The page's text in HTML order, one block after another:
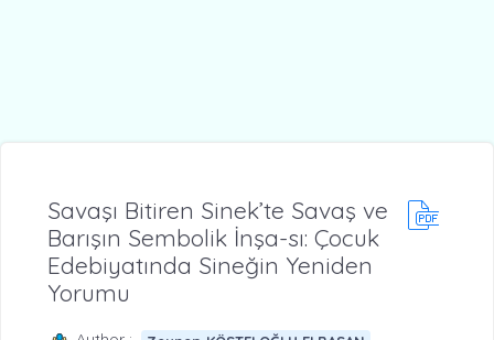
Savaşı Bitiren Sinek’te Savaş ve
Barışın Sembolik İnşa-sı: Çocuk
Edebiyatında Sineğin Yeniden
Yorumu